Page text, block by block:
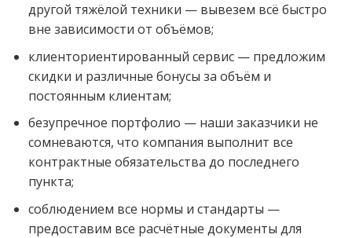
другой тяжёлой техники — вывезем всё быстро
вне зависимости от объёмов;
клиенториентированный сервис — предложим
скидки и различные бонусы за объём и
постоянным клиентам;
безупречное портфолио — наши заказчики не
сомневаются, что компания выполнит все
контрактные обязательства до последнего
пункта;
соблюдением все нормы и стандарты —
предоставим все расчётные документы для